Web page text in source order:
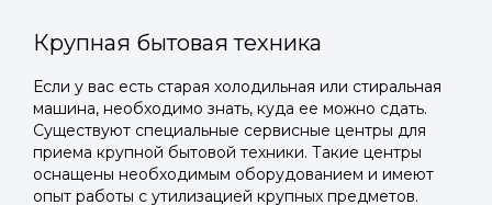
Крупная бытовая техника
Если у вас есть старая холодильная или стиральная
машина, необходимо знать, куда ее можно сдать.
Существуют специальные сервисные центры для
приема крупной бытовой техники. Такие центры
оснащены необходимым оборудованием и имеют
опыт работы с утилизацией крупных предметов.